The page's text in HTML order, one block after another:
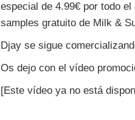
especial de 4.99€ por todo
samples gratuito de Milk &
Djay se sigue
Os dejo con el vídeo
[Este vídeo ya no está